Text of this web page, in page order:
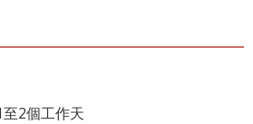
2個工作天